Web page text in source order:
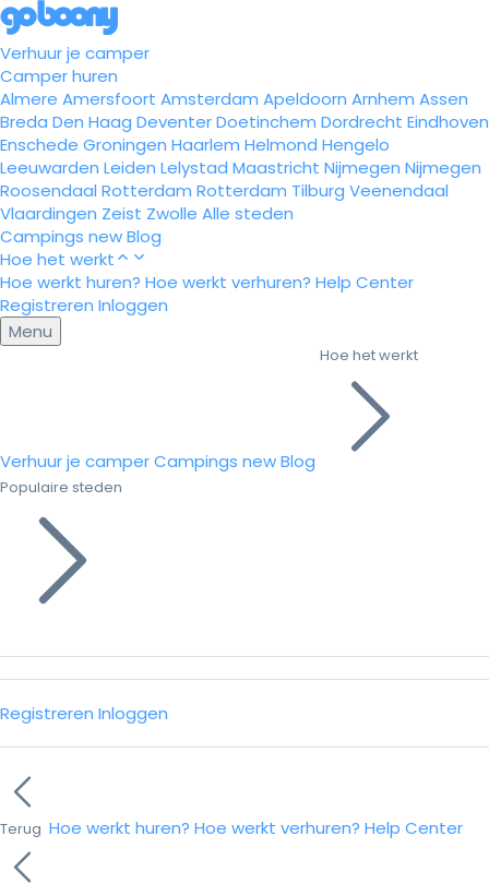
Verhuur je camper
Camper huren
Almere Amersfoort Amsterdam Apeldoorn Arnhem Assen
Breda Den Haag DeventerDoetinchem Dordrecht Eindhoven
Enschede Groningen Haarlem Helmond Hengelo
Leeuwarden Leiden Lelystad Maastricht Nijmegen Nijmegen
Roosendaal Rotterdam Rotterdam Tilburg Veenendaal
Vlaardingen Zeist Zwolle Alle steden
Campings newBlog
Hoe het werkt
Hoe werkt huren? Hoe werkt verhuren? Help Center
Registreren Inloggen
Menu
Verhuur je camperCampings newBlog
Hoe het werkt
Populaire steden
Registreren Inloggen
Terug Hoe werkt huren? Hoe werkt verhuren? Help Center